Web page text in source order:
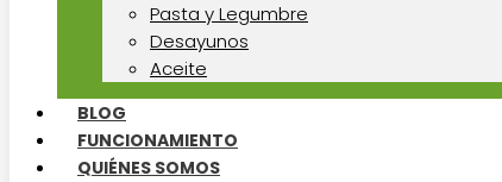
Pasta y Legumbre
Desayunos
Aceite
BLOG
FUNCIONAMIENTO
QUIÉNES SOMOS